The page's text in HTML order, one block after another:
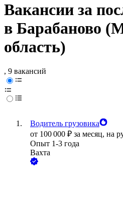
Вакансии за
в Барабаново
область)
, 9 вакансий
Водитель грузовика
от 100 000 ₽ за месяц, на
Опыт 1-3 года
Вахта